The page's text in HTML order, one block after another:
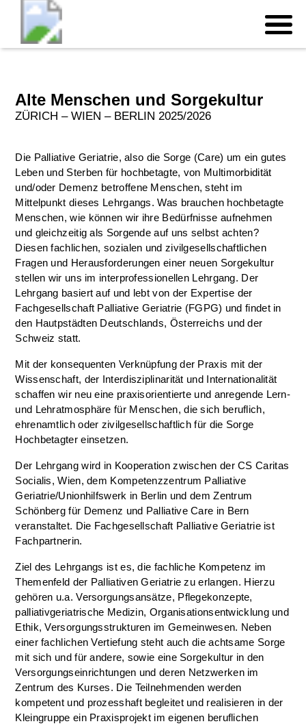
Alte Menschen und Sorgekultur
ZÜRICH –WIEN – BERLIN 2025/2026
Die Palliative Geriatrie, also die Sorge (Care) um ein gutes
Leben und Sterben für hochbetagte, von Multimorbidität
und/oder Demenz betroffene Menschen, steht im
Mittelpunkt dieses Lehrgangs. Was brauchen hochbetagte
Menschen, wie können wir ihre Bedürfnisse aufnehmen
und gleichzeitig als Sorgende auf uns selbst achten?
Diesen fachlichen, sozialen und zivilgesellschaftlichen
Fragen und Herausforderungen einer neuen Sorgekultur
stellen wir uns im interprofessionellen Lehrgang. Der
Lehrgang basiert auf und lebt von der Expertise der
Fachgesellschaft Palliative Geriatrie (FGPG) und findet in
den Hautpstädten Deutschlands, Österreichs und der
Schweiz statt.
Mit der konsequenten Verknüpfung der Praxis mit der
Wissenschaft, der Interdisziplinarität und Internationalität
schaffen wir neu eine praxisorientierte und anregende Lern-
und Lehratmosphäre für Menschen, die sich beruflich,
ehrenamtlich oder zivilgesellschaftlich für die Sorge
Hochbetagter einsetzen.
Der Lehrgang wird in Kooperation zwischen der CS Caritas
Socialis, Wien, dem Kompetenzzentrum Palliative
Geriatrie/Unionhilfswerk in Berlin und dem Zentrum
Schönberg für Demenz und Palliative Care in Bern
veranstaltet. Die Fachgesellschaft Palliative Geriatrie ist
Fachpartnerin.
Ziel des Lehrgangs ist es, die fachliche Kompetenz im
Themenfeld der Palliativen Geriatrie zu erlangen. Hierzu
gehören u.a. Versorgungsansätze, Pflegekonzepte,
palliativgeriatrische Medizin, Organisationsentwicklung und
Ethik, Versorgungsstrukturen im Gemeinwesen. Neben
einer fachlichen Vertiefung steht auch die achtsame Sorge
mit sich und für andere, sowie eine Sorgekultur in den
Versorgungseinrichtungen und deren Netzwerken im
Zentrum des Kurses. Die Teilnehmenden werden
kompetent und prozesshaft begleitet und realisieren in der
Kleingruppe ein Praxisprojekt im eigenen beruflichen